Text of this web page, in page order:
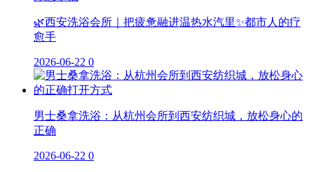
🌿西安洗浴会所｜把疲惫融进温热水汽里✨都市人的疗
愈手
2026-06-22 0
男士桑拿洗浴：从杭州会所到西安纺织城，放松身心的
正确
2026-06-22 0